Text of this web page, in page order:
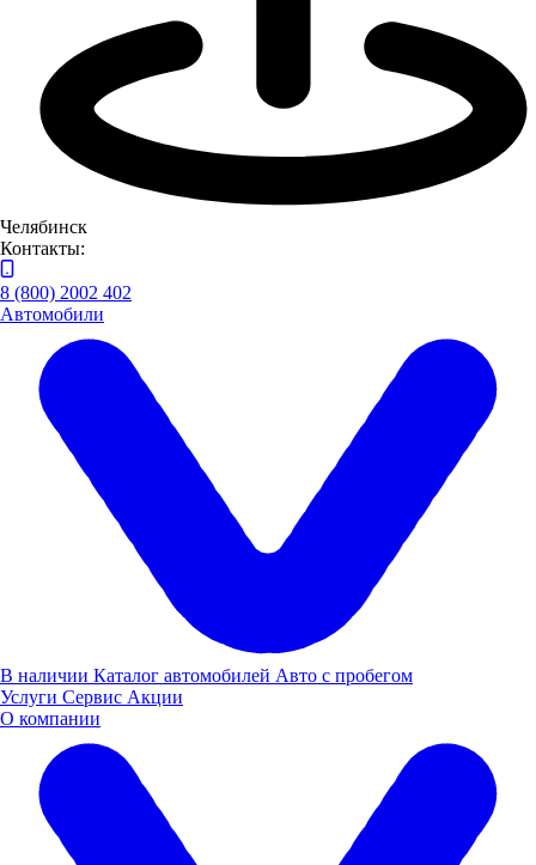
Челябинск
Контакты:
8 (800) 2002 402
Автомобили
В наличии Каталог автомобилей Авто с пробегом
Услуги Сервис Акции
О компании
Оставьте нам контактные данные и наш менеджер свяжется с
вами
Я даю
на обработку своих персональных данных
Я даю
на направление рекламно-
информационных сообщений
Заказать звонок
Заявка оставлена